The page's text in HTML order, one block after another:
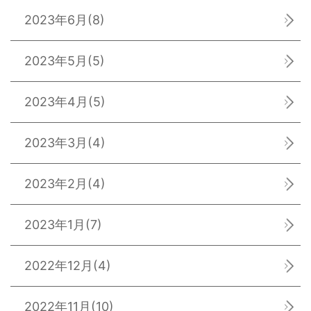
2023年6月 (8)
2023年5月 (5)
2023年4月 (5)
2023年3月 (4)
2023年2月 (4)
2023年1月 (7)
2022年12月 (4)
2022年11月 (10)